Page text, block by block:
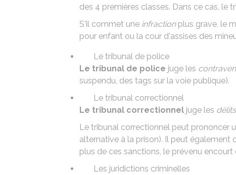
des 4 premières classes. Dans ce cas, le
S'il commet une infractionplus grave, le
pour enfant ou la cour d'assises des
Le tribunal de police
Le tribunal de police juge les
suspendu, des tags sur la voie publique).
Le tribunal correctionnel
Le tribunal correctionnel juge les délits
Le tribunal correctionnel peut prononcer
alternative à la prison). Il peut également
plus de ces sanctions, le prévenu encourt
Les juridictions criminelles